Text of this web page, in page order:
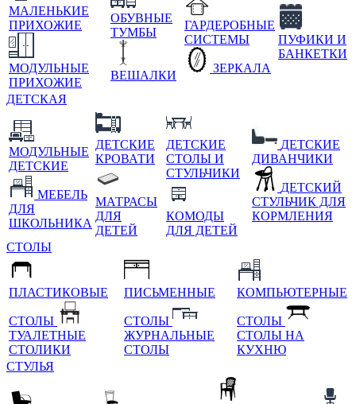
МАЛЕНЬКИЕ
ПРИХОЖИЕ
МОДУЛЬНЫЕ
ПРИХОЖИЕ
ОБУВНЫЕ
ТУМБЫ
ВЕШАЛКИ
ГАРДЕРОБНЫЕ
СИСТЕМЫ
ЗЕРКАЛА
ПУФИКИ И
БАНКЕТКИ
ДЕТСКАЯ
МОДУЛЬНЫЕ
ДЕТСКИЕ
МЕБЕЛЬ
ДЛЯ
ШКОЛЬНИКА
ДЕТСКИЕ
КРОВАТИ
МАТРАСЫ
ДЛЯ
ДЕТЕЙ
ДЕТСКИЕ
СТОЛЫ И
СТУЛЬЧИКИ
КОМОДЫ
ДЛЯ ДЕТЕЙ
ДЕТСКИЕ
ДИВАНЧИКИ
ДЕТСКИЙ
СТУЛЬЧИК ДЛЯ
КОРМЛЕНИЯ
СТОЛЫ
ПЛАСТИКОВЫЕ
СТОЛЫ
ТУАЛЕТНЫЕ
СТОЛИКИ
ПИСЬМЕННЫЕ
СТОЛЫ
ЖУРНАЛЬНЫЕ
СТОЛЫ
КОМПЬЮТЕРНЫЕ
СТОЛЫ
СТОЛЫ НА
КУХНЮ
СТУЛЬЯ